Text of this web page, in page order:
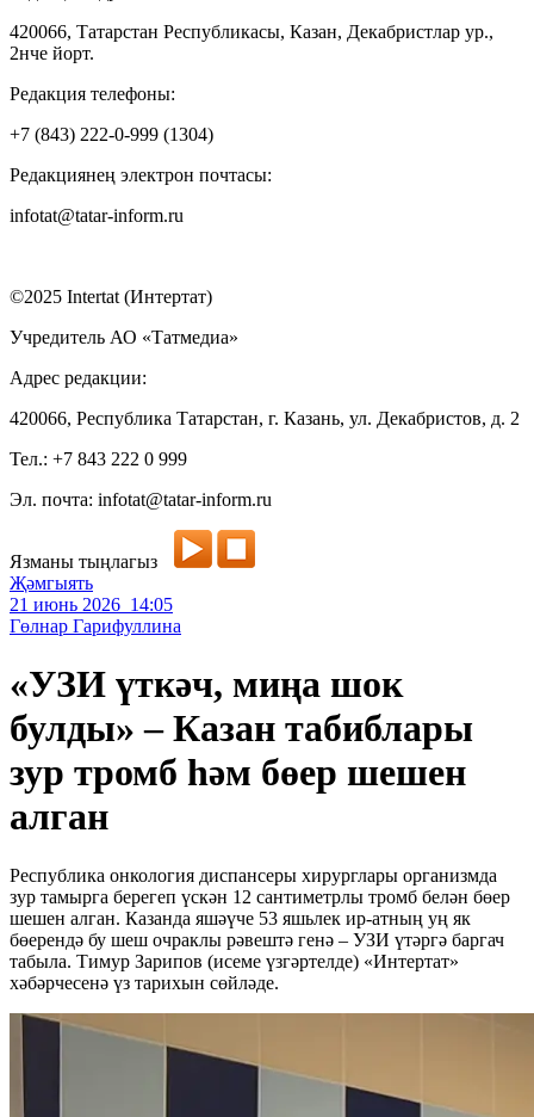
420066, Татарстан Республикасы, Казан, Декабристлар ур.,
2нче йорт.
Редакция телефоны:
+7 (843) 222-0-999 (1304)
Редакциянең электрон почтасы:
infotat@tatar-inform.ru
©2025 Intertat (Интертат)
Учредитель АО «Татмедиа»
Адрес редакции:
420066, Республика Татарстан, г. Казань, ул. Декабристов, д. 2
Тел.: +7 843 222 0 999
Эл. почта: infotat@tatar-inform.ru
Язманы тыңлагыз
Җәмгыять
21 июнь 2026 14:05
Гөлнар Гарифуллина
«УЗИ үткәч, миңа шок
булды» – Казан табиблары
зур тромб һәм бөер шешен
алган
Республика онкология диспансеры хирурглары организмда
зур тамырга берегеп үскән 12 сантиметрлы тромб белән бөер
шешен алган. Казанда яшәүче 53 яшьлек ир-атның уң як
бөерендә бу шеш очраклы рәвештә генә – УЗИ үтәргә баргач
табыла. Тимур Зарипов (исеме үзгәртелде) «Интертат»
хәбәрчесенә үз тарихын сөйләде.